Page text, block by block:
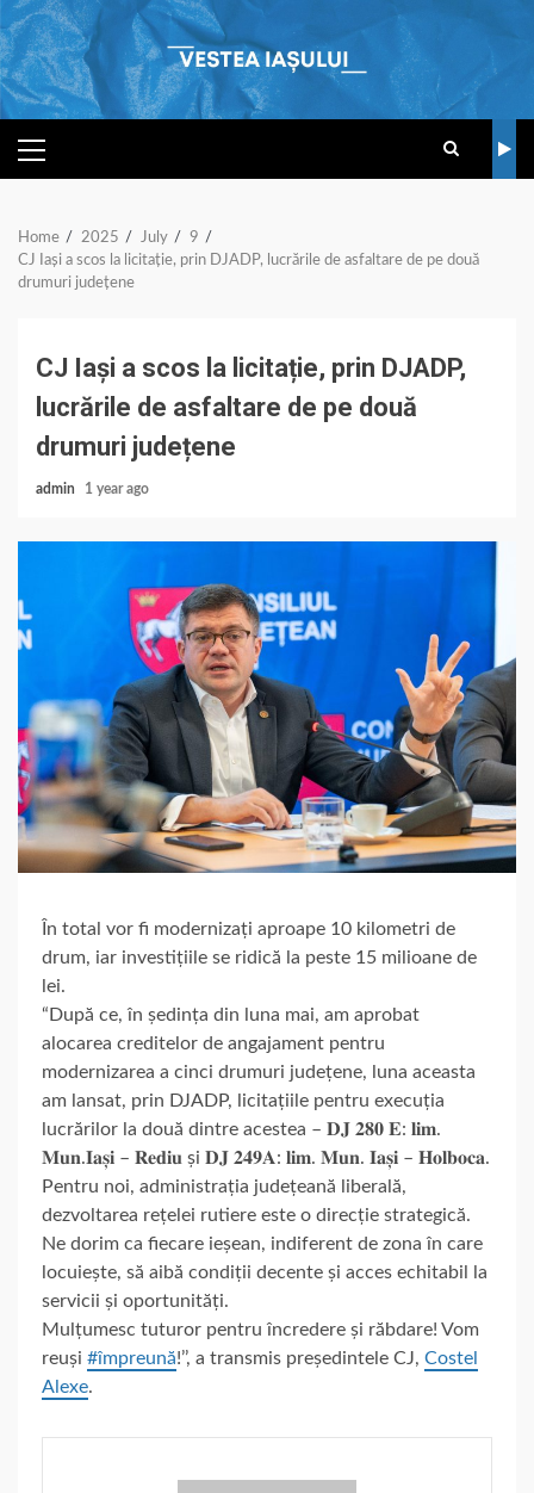
Skip
to
content
PRIMARY
MENU
Home 2025 July
9
CJ Iași a scos la licitație, prin DJADP, lucrările de asfaltare de pe două
drumuri județene
CJ Iași a scos la licitație, prin DJADP,
lucrările de asfaltare de pe două
drumuri județene
admin 1 year ago
În total vor fi modernizați aproape 10 kilometri de
drum, iar investițiile se ridică la peste 15 milioane de
lei.
“După ce, în ședința din luna mai, am aprobat
alocarea creditelor de angajament pentru
modernizarea a cinci drumuri județene, luna aceasta
am lansat, prin DJADP, licitațiile pentru execuția
lucrărilor la două dintre acestea – 𝐃𝐉 𝟐𝟖𝟎 𝐄: 𝐥𝐢𝐦.
𝐌𝐮𝐧.𝐈𝐚𝐬̦𝐢 – 𝐑𝐞𝐝𝐢𝐮 și 𝐃𝐉 𝟐𝟒𝟗𝐀: 𝐥𝐢𝐦. 𝐌𝐮𝐧. 𝐈𝐚𝐬̦𝐢 – 𝐇𝐨𝐥𝐛𝐨𝐜𝐚.
Pentru noi, administrația județeană liberală,
dezvoltarea rețelei rutiere este o direcție strategică.
Ne dorim ca fiecare ieșean, indiferent de zona în care
locuiește, să aibă condiții decente și acces echitabil la
servicii și oportunități.
Mulțumesc tuturor pentru încredere și răbdare! Vom
reuși #împreună!’’, a transmis președintele CJ, Costel
Alexe.